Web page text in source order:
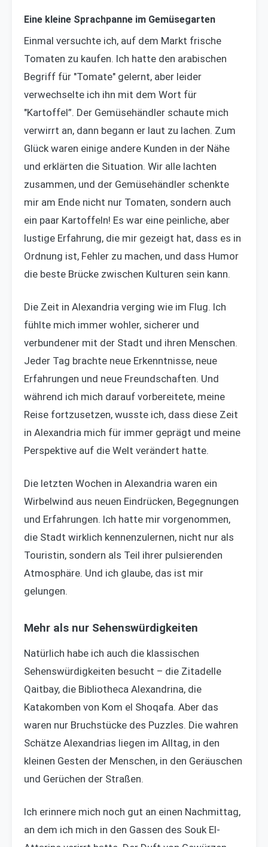
Eine kleine Sprachpanne im Gemüsegarten
Einmal versuchte ich, auf dem Markt frische
Tomaten zu kaufen. Ich hatte den arabischen
Begriff für "Tomate" gelernt, aber leider
verwechselte ich ihn mit dem Wort für
"Kartoffel”. Der Gemüsehändler schaute mich
verwirrt an, dann begann er laut zu lachen. Zum
Glück waren einige andere Kunden in der Nähe
und erklärten die Situation. Wir alle lachten
zusammen, und der Gemüsehändler schenkte
mir am Ende nicht nur Tomaten, sondern auch
ein paar Kartoffeln! Es war eine peinliche, aber
lustige Erfahrung, die mir gezeigt hat, dass es in
Ordnung ist, Fehler zu machen, und dass Humor
die beste Brücke zwischen Kulturen sein kann.
Die Zeit in Alexandria verging wie im Flug. Ich
fühlte mich immer wohler, sicherer und
verbundener mit der Stadt und ihren Menschen.
Jeder Tag brachte neue Erkenntnisse, neue
Erfahrungen und neue Freundschaften. Und
während ich mich darauf vorbereitete, meine
Reise fortzusetzen, wusste ich, dass diese Zeit
in Alexandria mich für immer geprägt und meine
Perspektive auf die Welt verändert hatte.
Die letzten Wochen in Alexandria waren ein
Wirbelwind aus neuen Eindrücken, Begegnungen
und Erfahrungen. Ich hatte mir vorgenommen,
die Stadt wirklich kennenzulernen, nicht nur als
Touristin, sondern als Teil ihrer pulsierenden
Atmosphäre. Und ich glaube, das ist mir
gelungen.
Mehr als nur Sehenswürdigkeiten
Natürlich habe ich auch die klassischen
Sehenswürdigkeiten besucht – die Zitadelle
Qaitbay, die Bibliotheca Alexandrina, die
Katakomben von Kom el Shoqafa. Aber das
waren nur Bruchstücke des Puzzles. Die wahren
Schätze Alexandrias liegen im Alltag, in den
kleinen Gesten der Menschen, in den Geräuschen
und Gerüchen der Straßen.
Ich erinnere mich noch gut an einen Nachmittag,
an dem ich mich in den Gassen des Souk El-